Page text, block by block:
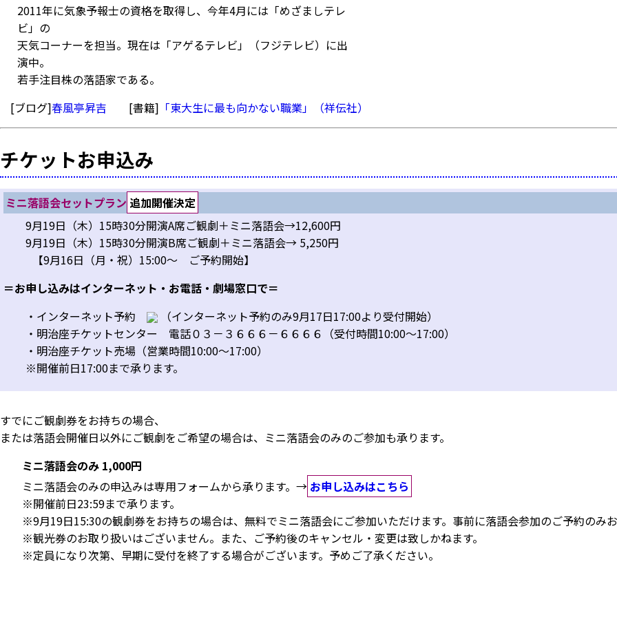
2011年に気象予報士の資格を取得し、今年4月には「めざましテレ
ビ」の
天気コーナーを担当。現在は「アゲるテレビ」（フジテレビ）に出
演中。
若手注目株の落語家である。
[ブログ]春風亭昇吉 [書籍] 「東大生に最も向かない職業」（祥伝社）
チケットお申込み
ミニ落語会セットプラン 追加開催決定
9月19日（木） 15時30分開演A席ご観劇＋ミニ落語会→12,600円
9月19日（木） 15時30分開演B席ご観劇＋ミニ落語会→ 5,250円
【9月16日（月・祝）15:00～ ご予約開始】
＝お申し込みはインターネット・お電話・劇場窓口で＝
・インターネット予約
（インターネット予約のみ9月17日17:00より受付開始）
・明治座チケットセンター 電話０３－３６６６－６６６６（受付時間10:00～17:00）
・明治座チケット売場（営業時間10:00～17:00）
※開催前日17:00まで承ります。
すでにご観劇券をお持ちの場合、
または落語会開催日以外にご観劇をご希望の場合は、ミニ落語会のみのご参加も承ります。
ミニ落語会のみ 1,000円
ミニ落語会のみの申込みは専用フォームから承ります。→ お申し込みはこちら
※開催前日23:59まで承ります。
※9月19日15:30の観劇券をお持ちの場合は、無料でミニ落語会にご参加いただけます。事前に落語会参加のご予約のみお
※観光券のお取り扱いはございません。また、ご予約後のキャンセル・変更は致しかねます。
※定員になり次第、早期に受付を終了する場合がございます。予めご了承ください。